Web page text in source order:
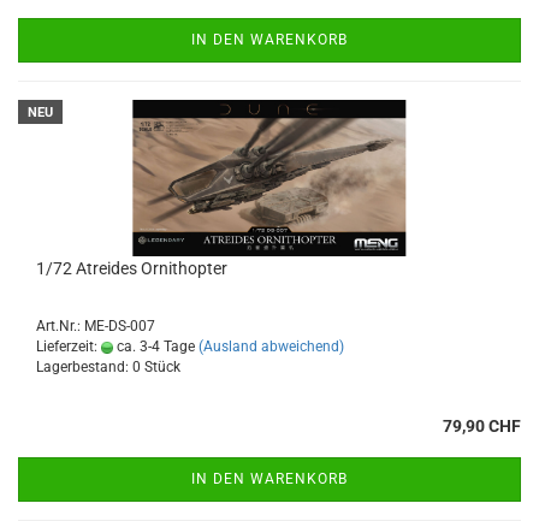
IN DEN WARENKORB
NEU
1/72 Atreides Ornithopter
Art.Nr.: ME-DS-007
Lieferzeit:
ca. 3-4 Tage (Ausland abweichend)
Lagerbestand: 0 Stück
79,90 CHF
IN DEN WARENKORB